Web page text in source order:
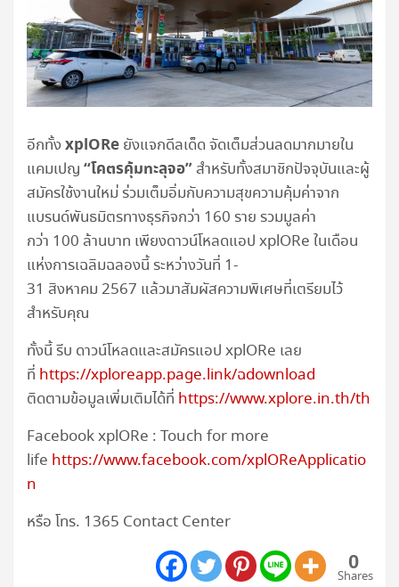
อีกทั้งxplORe ยังแจกดีลเด็ด จัดเต็มส่วนลดมากมายใน
แคมเปญ “โคตรคุ้มทะลุจอ” สำหรับทั้งสมาชิกปัจจุบันและผู้
สมัครใช้งานใหม่ ร่วมเต็มอิ่มกับความสุขความคุ้มค่าจาก
แบรนด์พันธมิตรทางธุรกิจกว่า 160 ราย รวมมูลค่า
กว่า 100 ล้านบาท เพียงดาวน์โหลดแอป xplORe ในเดือน
แห่งการเฉลิมฉลองนี้ ระหว่างวันที่ 1-
31 สิงหาคม 2567 แล้วมาสัมผัสความพิเศษที่เตรียมไว้
สำหรับคุณ
ทั้งนี้ รีบ ดาวน์โหลดและสมัครแอป xplORe เลย
ที่ https://xploreapp.page.link/ฉdownload
ติดตามข้อมูลเพิ่มเติมได้ที่ https://www.xplore.in.th/th
Facebook xplORe : Touch for more
life https://www.facebook.com/xplOReApplicatio
n
หรือ โทร. 1365 Contact Center
0
Shares